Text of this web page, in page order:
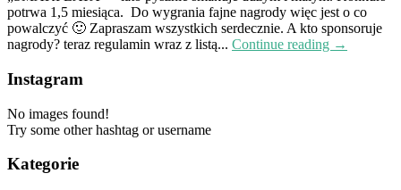
potrwa 1,5 miesiąca. Do wygrania fajne nagrody więc jest o co
powalczyć 🙂 Zapraszam wszystkich serdecznie. A kto sponsoruje
nagrody? teraz regulamin wraz z listą... Continue reading →
Instagram
No images found!
Try some other hashtag or username
Kategorie